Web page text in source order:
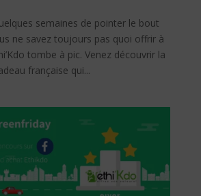
semaines de pointer le bout
ne savez toujours pas quoi offrir à
tombe à pic. Venez découvrir la
française qui...